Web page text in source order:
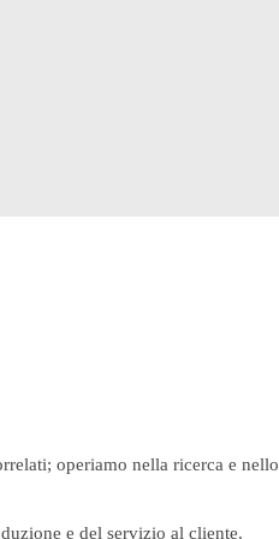
operiamo nella ricerca e nello
e del servizio al cliente.